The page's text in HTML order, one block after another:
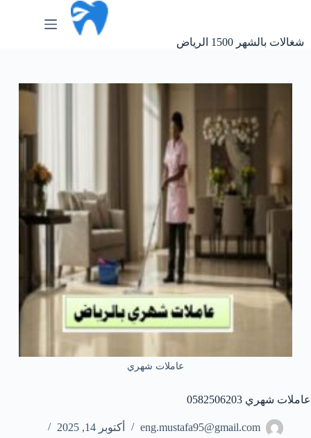
شغالات بالشهر 1500 الرياض
عاملات شهري
عاملات شهري 0582506203
eng.mustafa95@gmail.com
أكتوبر 14, 2025